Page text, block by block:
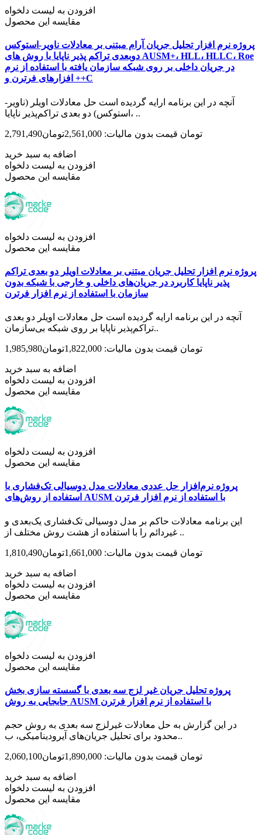
افزودن به لیست دلخواه
مقایسه این محصول
پروژه نرم افزار تحلیل جریان آرام مبتنی بر معادلات ناویر-استوکس
دوبعدی تراکم پذیر ناپایا با روش های AUSM+، HLL، HLLC، Roe
در جریان داخلی بر روی شبکه سازمان یافته با استفاده از نرم
افزارهای فرترن و ++C
آنچه در این برنامه ارایه گردیده است حل معادلات اویلر (ناویر-
استوکس) دو بعدی تراکم‌پذیر ناپایا، ..
2,791,490تومان قیمت بدون مالیات: 2,561,000تومان
اضافه به سبد خرید
افزودن به لیست دلخواه
مقایسه این محصول
افزودن به لیست دلخواه
مقایسه این محصول
پروژه نرم افزار تحلیل جریان مبتنی بر معادلات اویلر دو بعدی تراکم
پذیر ناپایا کاربرد در جریان‌‌های داخلی و خارجی با شبکه بدون
سازمان با استفاده از نرم افزار فرترن
آنچه در این برنامه ارایه گردیده است حل معادلات اویلر دو بعدی
تراکم‌پذیر ناپایا بر روی شبکه بی‌سازمان..
1,985,980تومان قیمت بدون مالیات: 1,822,000تومان
اضافه به سبد خرید
افزودن به لیست دلخواه
مقایسه این محصول
افزودن به لیست دلخواه
مقایسه این محصول
پروژه نرم‌افزار حل عددی معادلات مدل دوسیالی تک‌فشاری با
استفاده از روش‌های AUSM با استفاده از نرم افزار فرترن
این برنامه معادلات حاکم بر مدل دوسیالی تک‌فشاری یک‌بعدی و
غیردائم را با استفاده از هشت روش مختلف از ..
1,810,490تومان قیمت بدون مالیات: 1,661,000تومان
اضافه به سبد خرید
افزودن به لیست دلخواه
مقایسه این محصول
افزودن به لیست دلخواه
مقایسه این محصول
پروژه تحلیل جریان غیر لزج سه­ بعدی با گسسته سازی بخش
جابجایی به روش AUSM با استفاده از نرم افزار فرترن
در این گزارش به حل معادلات غیرلزج سه بعدی به روش حجم
محدود برای تحلیل جریان‌های آیرودینامیکی، ب..
2,060,100تومان قیمت بدون مالیات: 1,890,000تومان
اضافه به سبد خرید
افزودن به لیست دلخواه
مقایسه این محصول